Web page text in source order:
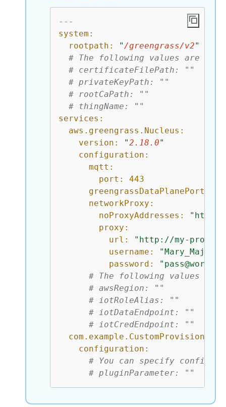
---
system:
rootpath:
"/greengrass/v2"
# The following values are
# certificateFilePath: ""
# privateKeyPath: ""
# rootCaPath: ""
# thingName: ""
services:
aws.greengrass.Nucleus:
version:
"2.18.0"
configuration:
mqtt:
port:
443
greengrassDataPlanePort:
networkProxy:
noProxyAddresses:
"http://
proxy:
url:
"http://my-proxy-
username:
"Mary_Major"
password:
# The following values
# awsRegion: ""
# iotRoleAlias: ""
# iotDataEndpoint: ""
# iotCredEndpoint: ""
com.example.CustomProvisioning:
configuration:
# You can specify
# pluginParameter: ""